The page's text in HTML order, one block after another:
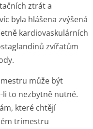
ztrát a
byla hlášena zvýšená
kardiovaskulárních
zvířatům
může být
to nezbytně nutné.
které chtějí
trimestru